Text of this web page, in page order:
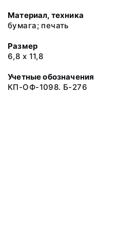
Материал, техника
бумага; печать
Размер
6,8 х 11,8
Учетные обозначения
КП-ОФ-1098. Б-276